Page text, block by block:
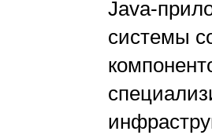
Java-
системы